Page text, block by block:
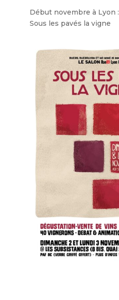
Début novembre à Lyon :
Sous les pavés la vigne